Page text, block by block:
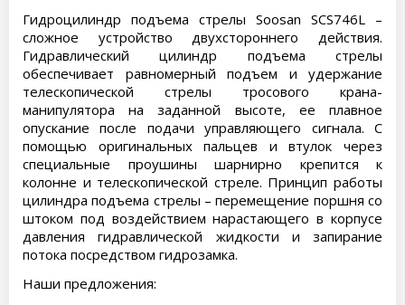
Гидроцилиндр подъема стрелы Soosan SCS746L –
сложное устройство двухстороннего действия.
Гидравлический цилиндр подъема стрелы
обеспечивает равномерный подъем и удержание
телескопической стрелы тросового крана-
манипулятора на заданной высоте, ее плавное
опускание после подачи управляющего сигнала. С
помощью оригинальных пальцев и втулок через
специальные проушины шарнирно крепится к
колонне и телескопической стреле. Принцип работы
цилиндра подъема стрелы – перемещение поршня со
штоком под воздействием нарастающего в корпусе
давления гидравлической жидкости и запирание
потока посредством гидрозамка.
Наши предложения: